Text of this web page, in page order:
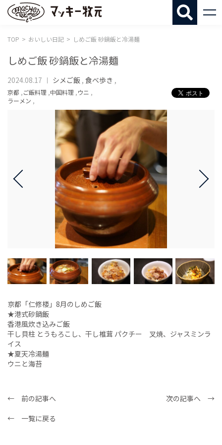
TOP おいしい日記 しめご飯 砂鍋飯と冷湯麺
しめご飯 砂鍋飯と冷湯麺
2024.08.17 シメご飯 , 食べ歩き ,
京都 ,ご飯料理 ,中国料理 ,ウニ ,
ラーメン ,
京都「仁修楼」8月のしめご飯
★港式砂鍋飯
香港風炊き込みご飯
干し貝柱 とうもろこし、干し椎茸 パクチー 叉焼、ジャスミンラ
イス
★夏天冷湯麺
ウニと海苔
← 前の記事へ
次の記事へ →
← 一覧に戻る